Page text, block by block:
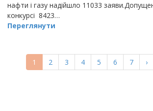
нафти і газу надійшло 11033
конкурсі 8423…
Переглянути
СТОРІНКИПоточна
сторінка
1 Page
2 Page
3 Page
4 Page
5 Page
6 Page
7 ›